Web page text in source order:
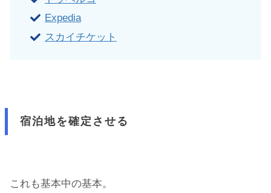
Expedia
スカイチケット
宿泊地を確定させる
これも基本中の基本。